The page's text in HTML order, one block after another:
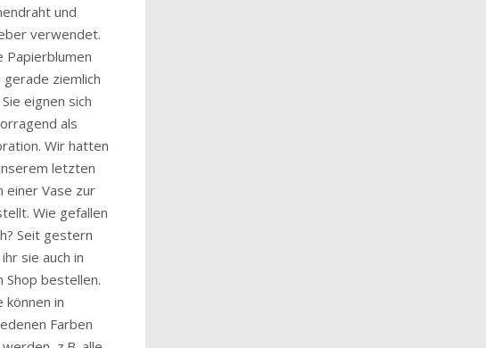
und
verwendet.
Papierblumen
gerade ziemlich
eignen sich
als
Wir hatten
letzten
einer Vase zur
Wie gefallen
Seit gestern
sie auch in
Shop bestellen.
können in
Farben